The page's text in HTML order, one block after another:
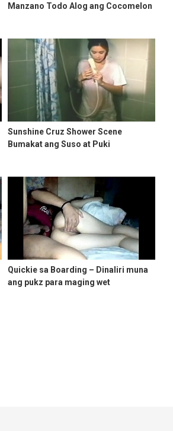
Manzano Todo Alog ang Cocomelon
Sunshine Cruz Shower Scene
Bumakat ang Suso at Puki
Quickie sa Boarding – Dinaliri muna
ang pukz para maging wet